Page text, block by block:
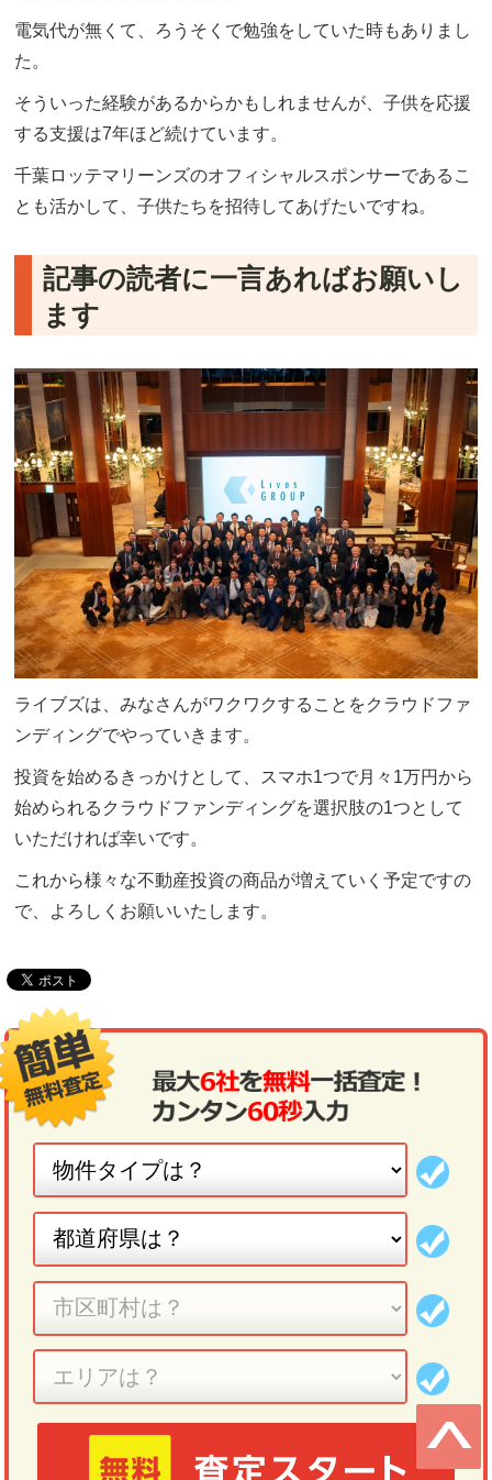
電気代が無くて、ろうそくで勉強をしていた時もありまし
た。
そういった経験があるからかもしれませんが、子供を応援
する支援は7年ほど続けています。
千葉ロッテマリーンズのオフィシャルスポンサーであるこ
とも活かして、子供たちを招待してあげたいですね。
記事の読者に一言あればお願いし
ます
ライブズは、みなさんがワクワクすることをクラウドファ
ンディングでやっていきます。
投資を始めるきっかけとして、スマホ1つで月々1万円から
始められるクラウドファンディングを選択肢の1つとして
いただければ幸いです。
これから様々な不動産投資の商品が増えていく予定ですの
で、よろしくお願いいたします。